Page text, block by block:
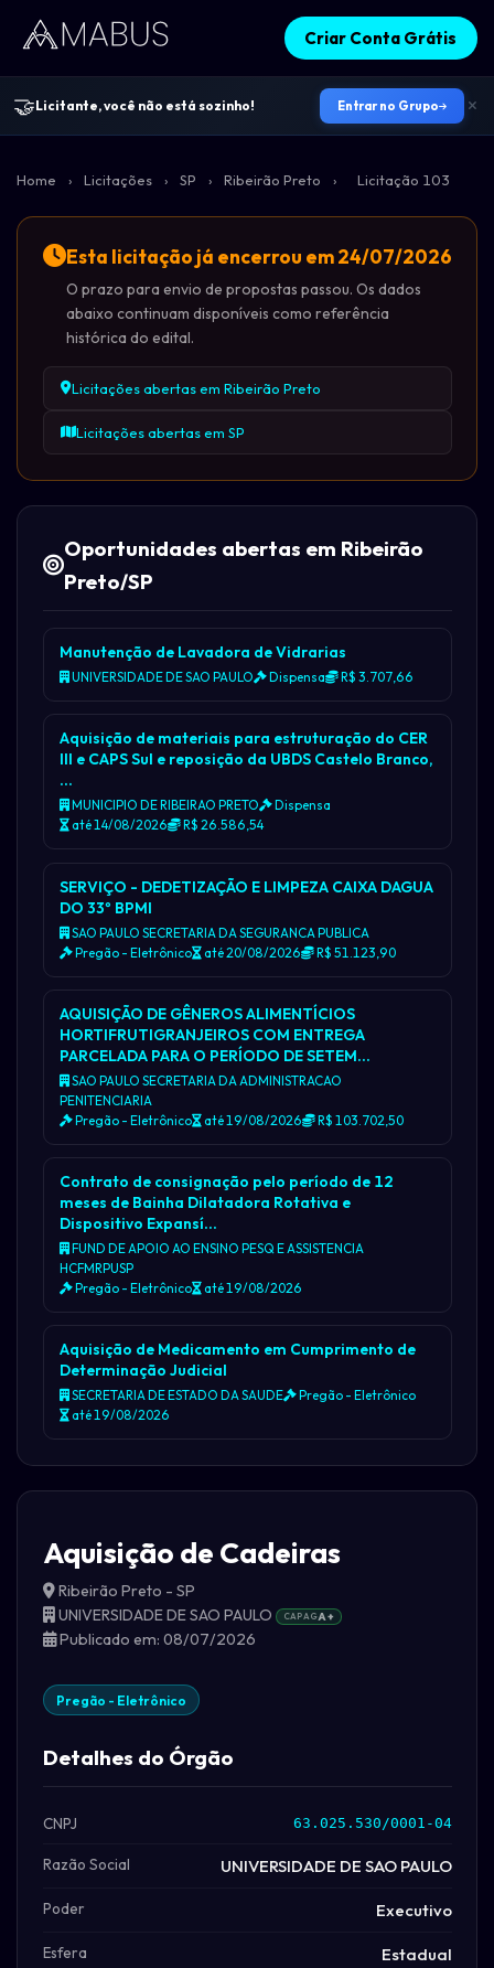
Criar Conta Grátis
🤝Licitante, você não está sozinho! Entrar no Grupo
Home › Licitações › SP › Ribeirão Preto › Licitação 103
Esta licitação já encerrou em 24/07/2026
O prazo para envio de propostas passou. Os dados
abaixo continuam disponíveis como referência
histórica do edital.
Licitações abertas em Ribeirão Preto
Licitações abertas em SP
Oportunidades abertas em Ribeirão
Preto/SP
Manutenção de Lavadora de Vidrarias
UNIVERSIDADE DE SAO PAULO Dispensa R$ 3.707,66
Aquisição de materiais para estruturação do CER
III e CAPS Sul e reposição da UBDS Castelo Branco,
…
MUNICIPIO DE RIBEIRAO PRETO
Dispensa
até 14/08/2026
R$ 26.586,54
SERVIÇO - DEDETIZAÇÃO E LIMPEZA CAIXA DAGUA
DO 33º BPMI
SAO PAULO SECRETARIA DA SEGURANCA PUBLICA
Pregão - Eletrônico até 20/08/2026 R$ 51.123,90
AQUISIÇÃO DE GÊNEROS ALIMENTÍCIOS
HORTIFRUTIGRANJEIROS COM ENTREGA
PARCELADA PARA O PERÍODO DE SETEM…
SAO PAULO SECRETARIA DA ADMINISTRACAO
PENITENCIARIA
Pregão - Eletrônico até 19/08/2026 R$ 103.702,50
Contrato de consignação pelo período de 12
meses de Bainha Dilatadora Rotativa e
Dispositivo Expansí…
FUND DE APOIO AO ENSINO PESQ E ASSISTENCIA
HCFMRPUSP
Pregão - Eletrônico até 19/08/2026
Aquisição de Medicamento em Cumprimento de
Determinação Judicial
SECRETARIA DE ESTADO DA SAUDE
Pregão - Eletrônico
até 19/08/2026
Aquisição de Cadeiras
Ribeirão Preto - SP
UNIVERSIDADE DE SAO PAULO
CAPAGA+
Publicado em: 08/07/2026
Pregão - Eletrônico
Detalhes do Órgão
CNPJ 63.025.530/0001-04
Razão Social UNIVERSIDADE DE SAO PAULO
Poder Executivo
Esfera Estadual